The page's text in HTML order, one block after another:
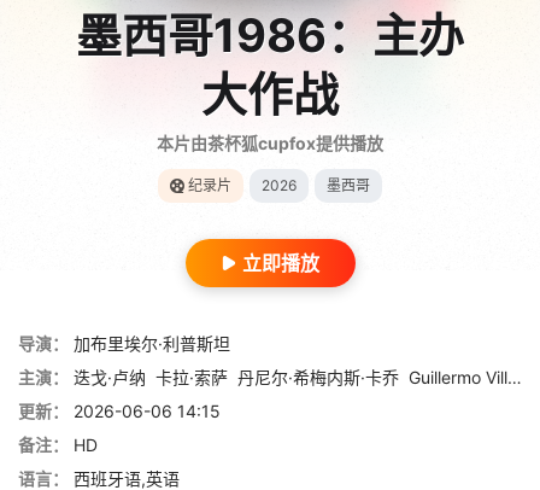
墨西哥1986：主办
大作战
本片由茶杯狐cupfox提供播放
纪录片 2026 墨西哥
立即播放
导演：
加布里埃尔·利普斯坦
主演：
迭戈·卢纳 卡拉·索萨 丹尼尔·希梅内斯·卡乔 Guillermo Villegas
更新：
2026-06-06 14:15
备注：
HD
语言：
西班牙语,英语